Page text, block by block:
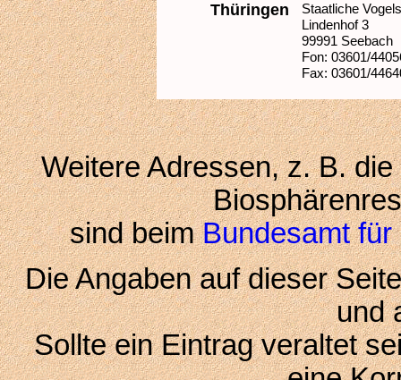
Thüringen
Staatliche
Lindenhof 3
99991 Seebach
Fon: 03601/
Fax: 03601/
Weitere Adressen, z. B.
sind beimBundesamt
Die Angaben auf dieser
und
Sollte ein Eintrag veraltet